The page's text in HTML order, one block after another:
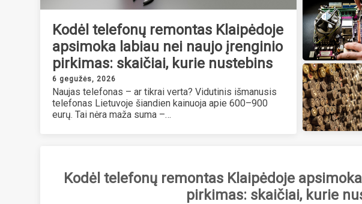
Kodėl telefonų remontas Klaipėdoje
apsimoka labiau nei naujo įrenginio
pirkimas: skaičiai, kurie nustebins
6 gegužės, 2026
Naujas telefonas – ar tikrai verta? Vidutinis išmanusis
telefonas Lietuvoje šiandien kainuoja apie 600–900
eurų. Tai nėra maža suma –…
Kodėl telefonų remontas Klaipėdoje
pirkimas: skaičiai, kurie